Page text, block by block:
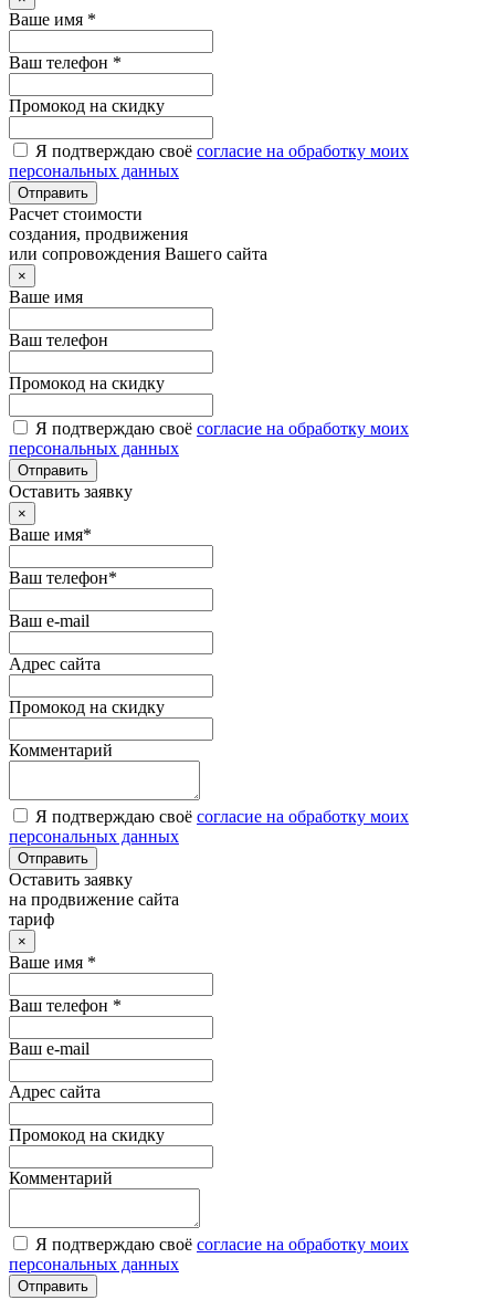
Ваше имя *
Ваш телефон *
Промокод на скидку
Я подтверждаю своё согласие на обработку моих
персональных данных
Отправить
Расчет стоимости
создания, продвижения
или сопровождения Вашего сайта
×
Ваше имя
Ваш телефон
Промокод на скидку
Я подтверждаю своё согласие на обработку моих
персональных данных
Отправить
Оставить заявку
×
Ваше имя*
Ваш телефон*
Ваш e-mail
Адрес сайта
Промокод на скидку
Комментарий
Я подтверждаю своё согласие на обработку моих
персональных данных
Отправить
Оставить заявку
на продвижение сайта
тариф
×
Ваше имя *
Ваш телефон *
Ваш e-mail
Адрес сайта
Промокод на скидку
Комментарий
Я подтверждаю своё согласие на обработку моих
персональных данных
Отправить